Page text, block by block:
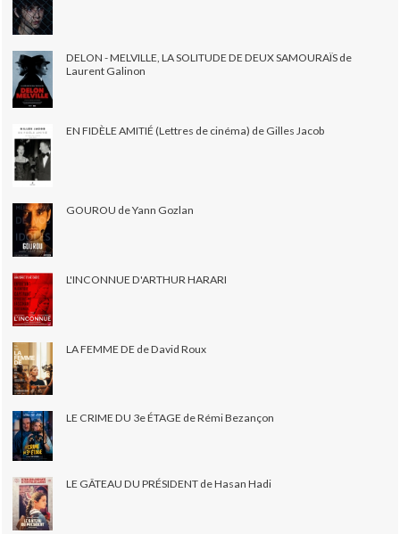
DELON - MELVILLE, LA SOLITUDE DE DEUX SAMOURAÏS de
Laurent Galinon
EN FIDÈLE AMITIÉ (Lettres de cinéma) de Gilles Jacob
GOUROU de Yann Gozlan
L'INCONNUE D'ARTHUR HARARI
LA FEMME DE de David Roux
LE CRIME DU 3e ÉTAGE de Rémi Bezançon
LE GÂTEAU DU PRÉSIDENT de Hasan Hadi